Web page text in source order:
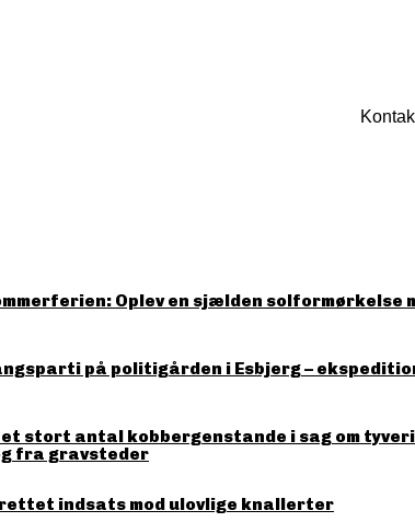
Oplev en sjælden solformørkelse
på politigården i Esbjerg –
stort antal kobbergenstande i sag om
fra gravsteder
indsats mod ulovlige knallerter